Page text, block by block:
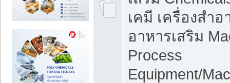
เคมี เครื่องสำ
อาหารเสริม
Process
Equipment/